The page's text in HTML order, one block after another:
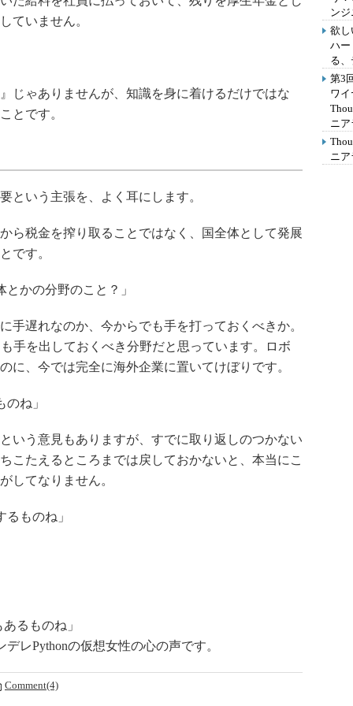
ていません。
ゃありませんが、知識を身に着けるだけではな
とです。
いう主張を、よく耳にします。
税金を搾り取ることではなく、国全体として発展
です。
かの分野のこと？」
遅れなのか、今からでも手を打っておくべきか。
手を出しておくべき分野だと思っています。ロボ
に、今では完全に海外企業に置いてけぼりです。
ね」
う意見もありますが、すでに取り返しのつかない
こたえるところまでは戻しておかないと、本当にこ
してなりません。
ものね」
るものね」
レPythonの仮想女性の心の声です。
Comment(4)
ン
欲し
ハー
る
第3
ワ
ニ
ニ